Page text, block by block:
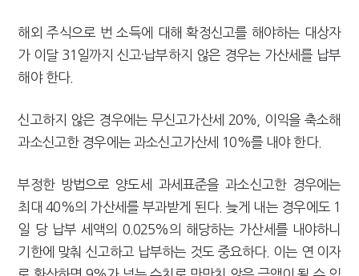
해외 주식으로 번 소득에 대해 확정신고를 해야하는 대상자
가 이달 31일까지 신고·납부하지 않은 경우는 가산세를 납부
해야 한다.
신고하지 않은 경우에는 무신고가산세 20%, 이익을 축소해
과소신고한 경우에는 과소신고가산세 10%를 내야 한다.
부정한 방법으로 양도세 과세표준을 과소신고한 경우에는
최대 40%의 가산세를 부과받게 된다. 늦게 내는 경우에도 1
일 당 납부 세액의 0.025%의 해당하는 가산세를 내야하니
기한에 맞춰 신고하고 납부하는 것도 중요하다. 이는 연 이자